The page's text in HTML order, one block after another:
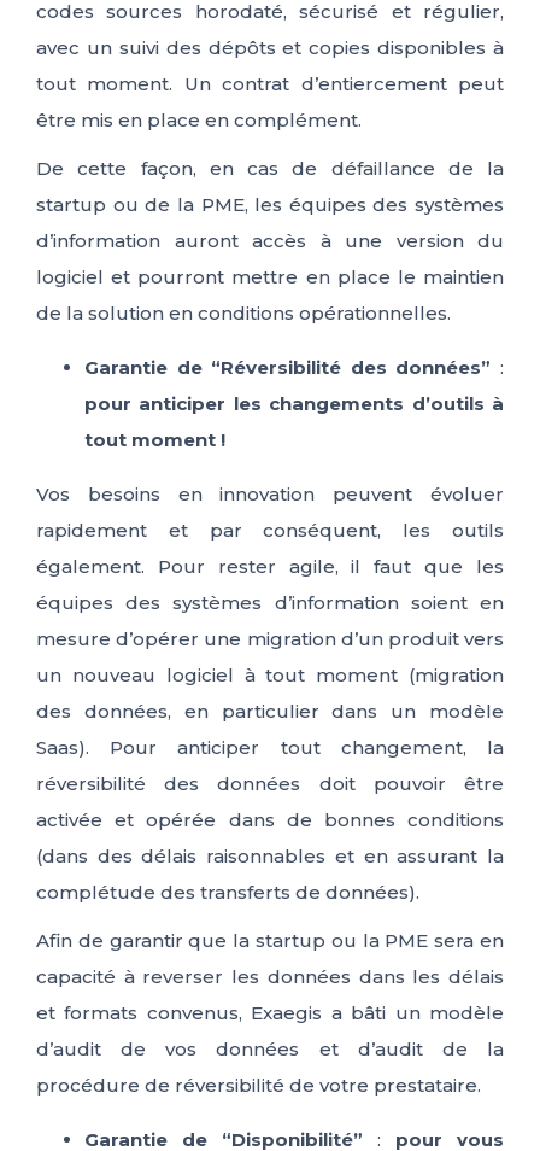
codes sources horodaté, sécurisé et régulier,
avec un suivi des dépôts et copies disponibles à
tout moment. Un contrat d’entiercement peut
être mis en place en complément.
De cette façon, en cas de défaillance de la
startup ou de la PME, les équipes des systèmes
d’information auront accès à une version du
logiciel et pourront mettre en place le maintien
de la solution en conditions opérationnelles.
Garantie de “Réversibilité des données” :
pour anticiper les changements d’outils à
tout moment !
Vos besoins en innovation peuvent évoluer
rapidement et par conséquent, les outils
également. Pour rester agile, il faut que les
équipes des systèmes d’information soient en
mesure d’opérer une migration d’un produit vers
un nouveau logiciel à tout moment (migration
des données, en particulier dans un modèle
Saas). Pour anticiper tout changement, la
réversibilité des données doit pouvoir être
activée et opérée dans de bonnes conditions
(dans des délais raisonnables et en assurant la
complétude des transferts de données).
Afin de garantir que la startup ou la PME sera en
capacité à reverser les données dans les délais
et formats convenus, Exaegis a bâti un modèle
d’audit de vos données et d’audit de la
procédure de réversibilité de votre prestataire.
Garantie de “Disponibilité” : pour vous